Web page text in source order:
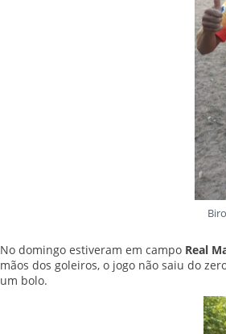
No domingo estiveram em campo Real
mãos dos goleiros, o jogo não saiu do
um bolo.